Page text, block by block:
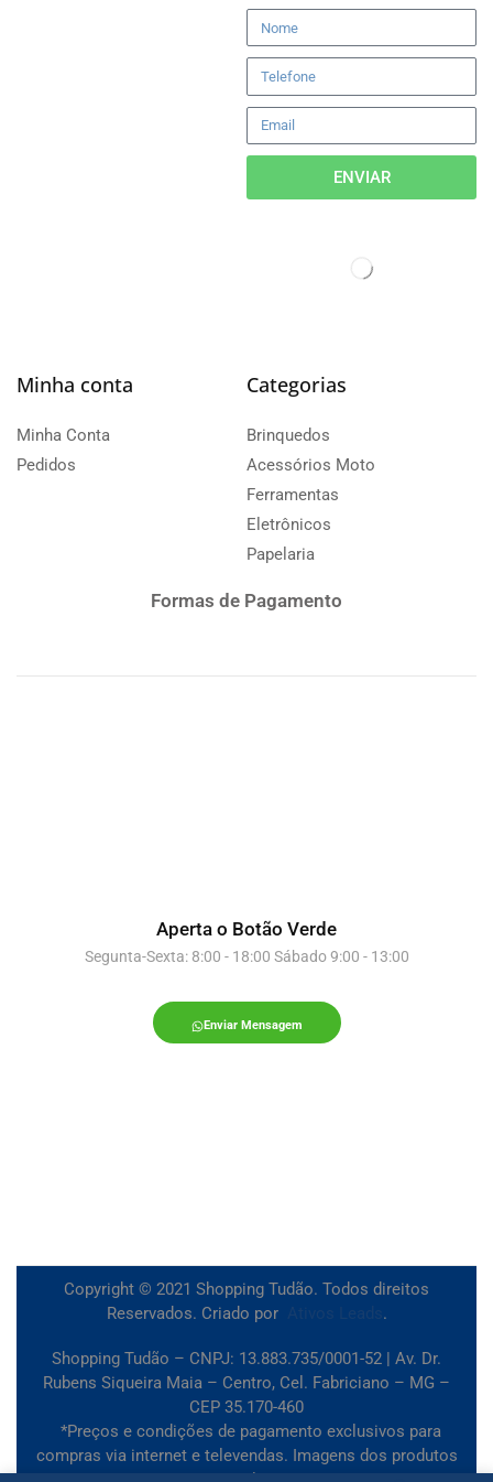
ENVIAR
Minha conta
Minha Conta
Pedidos
Categorias
Brinquedos
Acessórios Moto
Ferramentas
Eletrônicos
Papelaria
Formas de Pagamento
Aperta o Botão Verde
Segunta-Sexta: 8:00 - 18:00 Sábado 9:00 - 13:00
Enviar Mensagem
Copyright © 2021 Shopping Tudão. Todos direitos
Reservados. Criado por
.
Shopping Tudão – CNPJ: 13.883.735/0001-52 | Av. Dr.
Rubens Siqueira Maia – Centro, Cel. Fabriciano – MG –
CEP 35.170-460
*Preços e condições de pagamento exclusivos para
compras via internet e televendas. Imagens dos produtos